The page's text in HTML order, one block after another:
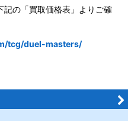
記の「買取価格表」よりご確
tcg/duel-masters/